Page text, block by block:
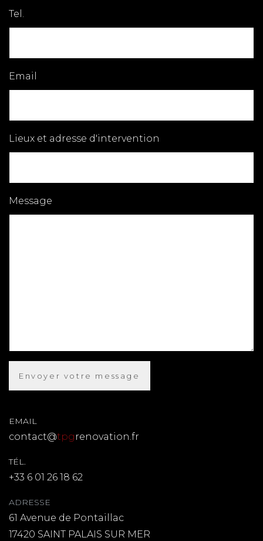
Tel.
Email
Lieux et adresse d'intervention
Message
EMAIL
contact@tpg renovation.fr
TÉL.
+33 6 01 26 18 62
ADRESSE
61 Avenue de Pontaillac
17420 SAINT PALAIS SUR MER